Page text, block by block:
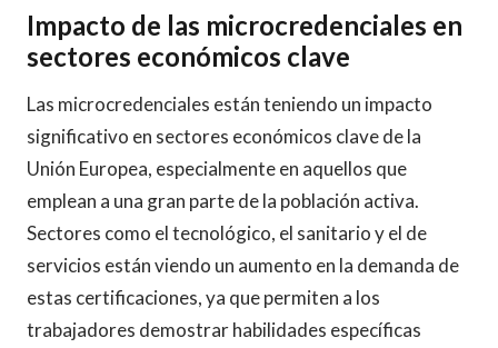
Impacto de las microcredenciales en
sectores económicos clave
Las microcredenciales están teniendo un impacto
significativo en sectores económicos clave de la
Unión Europea, especialmente en aquellos que
emplean a una gran parte de la población activa.
Sectores como el tecnológico, el sanitario y el de
servicios están viendo un aumento en la demanda de
estas certificaciones, ya que permiten a los
trabajadores demostrar habilidades específicas